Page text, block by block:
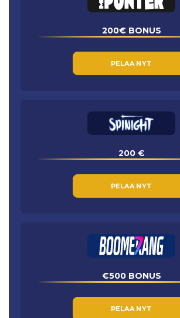
200€ BONUS
PELAA NYT
200 €
PELAA NYT
€500 BONUS
PELAA NYT